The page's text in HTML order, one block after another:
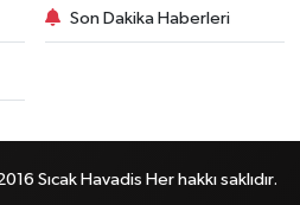
Son Dakika Haberleri
Sıcak Havadis Her hakkı saklıdır.